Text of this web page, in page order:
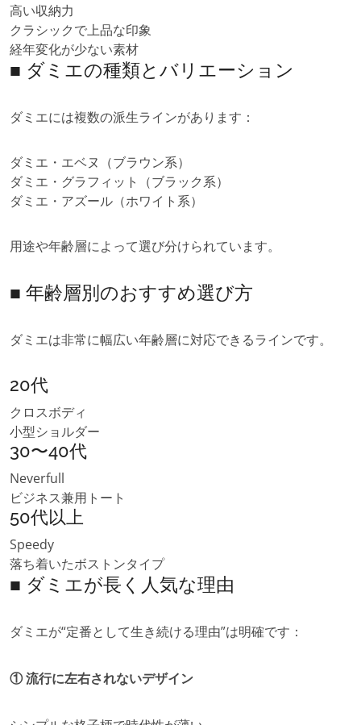
高い収納力
クラシックで上品な印象
経年変化が少ない素材
■ ダミエの種類とバリエーション
ダミエには複数の派生ラインがあります：
ダミエ・エベヌ（ブラウン系）
ダミエ・グラフィット（ブラック系）
ダミエ・アズール（ホワイト系）
用途や年齢層によって選び分けられています。
■ 年齢層別のおすすめ選び方
ダミエは非常に幅広い年齢層に対応できるラインです。
20代
クロスボディ
小型ショルダー
30〜40代
Neverfull
ビジネス兼用トート
50代以上
Speedy
落ち着いたボストンタイプ
■ ダミエが長く人気な理由
ダミエが“定番として生き続ける理由”は明確です：
① 流行に左右されないデザイン